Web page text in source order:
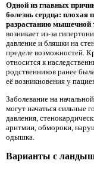
Одной из главных
болезнь сердца: плохая
разрастанию мышечной
возникает из-за
давление и бляшки на
пределе возможностей.
относится к
родственников ранее
её возникновения у
Заболевание на
могут начаться сильные
давления,
аритмии, обмороки,
одышка.
Варианты с